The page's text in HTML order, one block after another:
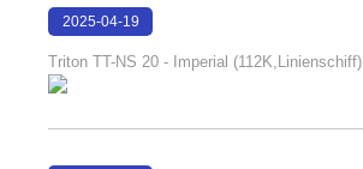
2025-04-19
Triton TT-NS 20 - Imperial (112K,Linienschiff)